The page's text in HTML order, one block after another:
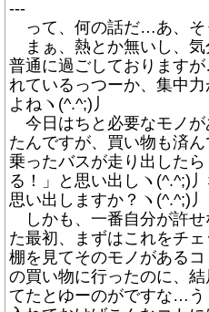
---
って、何の話だ…あ、そ
まぁ、熱とか無いし、気
普通に過ごしております
れているっつーか、集中
よねヽ(^.^;)丿
今日はちと必要なモノが
たんですが、買い物も済ん
乗ったバスが走り出した
る！」と思い出しヽ(^.^;)
思い出しますか？ヽ(^.^;)丿
しかも、一番自分が許せ
た最初、まずはこれをチ
棚を見てそのモノがある
の買い物に行ったのに、
てたとゆーのがですな…